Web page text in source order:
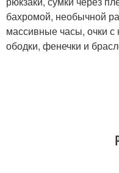
бахромой, необычной
массивные часы, очки с
ободки, фенечки и